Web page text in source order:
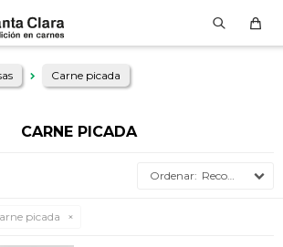
Carne picada
CARNE PICADA
Recomendados
picada